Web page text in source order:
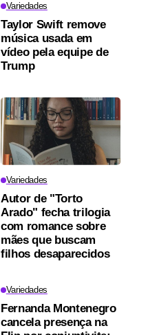
Variedades
Taylor Swift remove
música usada em
vídeo pela equipe de
Trump
Variedades
Autor de "Torto
Arado" fecha trilogia
com romance sobre
mães que buscam
filhos desaparecidos
Variedades
Fernanda Montenegro
cancela presença na